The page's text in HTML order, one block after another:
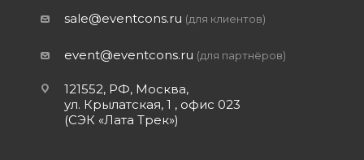
sale@eventcons.ru (для клиентов)
event@eventcons.ru (для партнёров)
121552, РФ, Москва,
ул. Крылатская, 1 , офис 023
(СЭК «Лата Трек»)